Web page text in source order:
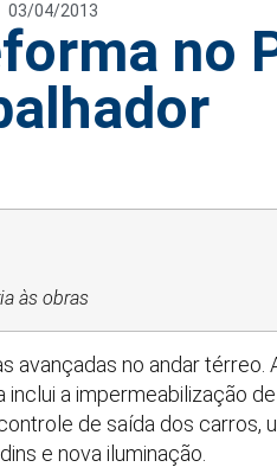
03/04/2013
no
às obras
avançadas no andar térreo.
a impermeabilização
de saída dos carros,
e nova iluminação.